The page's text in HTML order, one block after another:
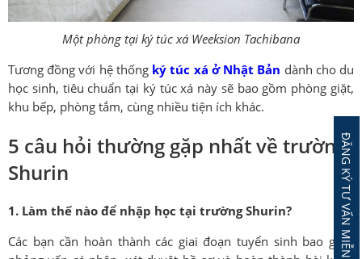
Một phòng tại ký túc xá Weeksion Tachibana
Tương đồng với hệ thống ký túc xá ở Nhật Bản dành cho du
học sinh, tiêu chuẩn tại ký túc xá này sẽ bao gồm phòng giặt,
khu bếp, phòng tắm, cùng nhiều tiện ích khác.
5 câu hỏi thường gặp nhất về trường
Shurin
1. Làm thế nào để nhập học tại trường Shurin?
Các bạn cần hoàn thành các giai đoạn tuyển sinh bao gồm
ĐĂNG KÝ TƯ VẤN MIỄN PHÍ